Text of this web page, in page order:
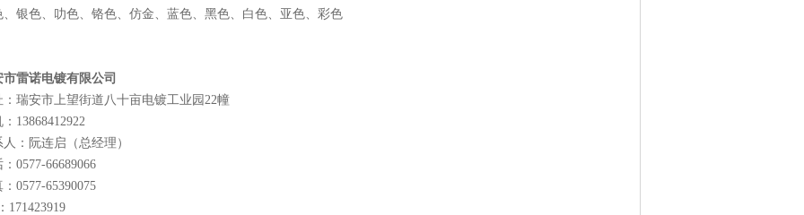
、银色、叻色、铬色、仿金、蓝色、黑色、白色、亚色、彩色
市雷诺电镀有限公司
：瑞安市上望街道八十亩电镀工业园22幢
13868412922
人：阮连启（总经理）
：0577-66689066
0577-65390075
171423919